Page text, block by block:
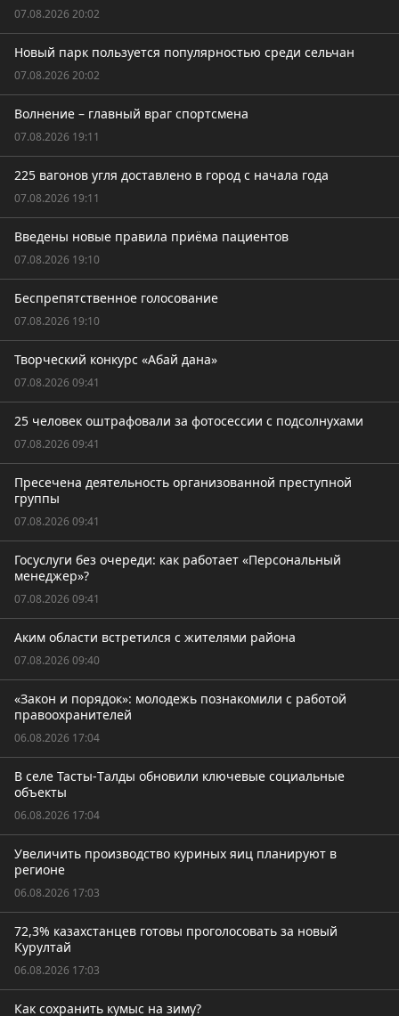
07.08.2026 20:02
Новый парк пользуется популярностью среди сельчан
07.08.2026 20:02
Волнение – главный враг спортсмена
07.08.2026 19:11
225 вагонов угля доставлено в город с начала года
07.08.2026 19:11
Введены новые правила приёма пациентов
07.08.2026 19:10
Беспрепятственное голосование
07.08.2026 19:10
Творческий конкурс «Абай дана»
07.08.2026 09:41
25 человек оштрафовали за фотосессии с подсолнухами
07.08.2026 09:41
Пресечена деятельность организованной преступной
группы
07.08.2026 09:41
Госуслуги без очереди: как работает «Персональный
менеджер»?
07.08.2026 09:41
Аким области встретился с жителями района
07.08.2026 09:40
«Закон и порядок»: молодежь познакомили с работой
правоохранителей
06.08.2026 17:04
В селе Тасты-Tалды обновили ключевые социальные
объекты
06.08.2026 17:04
Увеличить производство куриных яиц планируют в
регионе
06.08.2026 17:03
72,3% казахстанцев готовы проголосовать за новый
Курултай
06.08.2026 17:03
Как сохранить кумыс на зиму?